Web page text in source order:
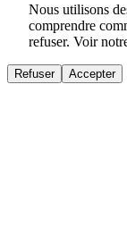
Nous utilisons
comprendre
refuser. Voir
Refuser Accepter